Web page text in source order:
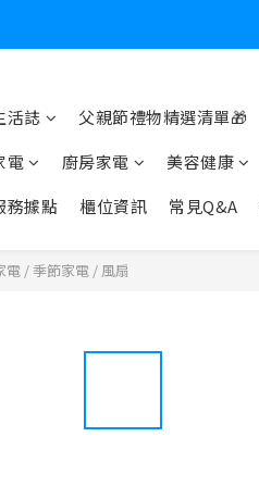
活誌 父親節禮物精選清單🎁
電
廚房家電 美容健康
務據點
櫃位資訊 常見Q&A
電 / 季節家電 / 風扇